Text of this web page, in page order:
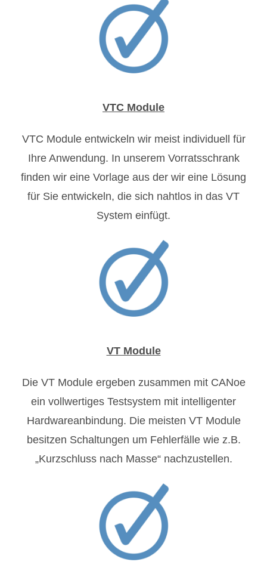
VTC Module
VTC Module entwickeln wir meist individuell für
Ihre Anwendung. In unserem Vorratsschrank
finden wir eine Vorlage aus der wir eine Lösung
für Sie entwickeln, die sich nahtlos in das VT
System einfügt.
VT Module
Die VT Module ergeben zusammen mit CANoe
ein vollwertiges Testsystem mit intelligenter
Hardwareanbindung. Die meisten VT Module
besitzen Schaltungen um Fehlerfälle wie z.B.
„Kurzschluss nach Masse“ nachzustellen.